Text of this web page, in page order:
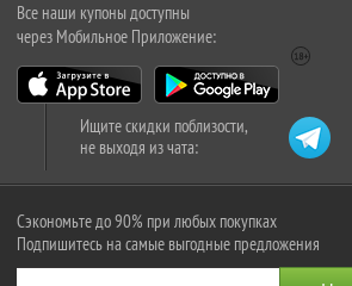
Все наши купоны доступны
через Мобильное Приложение:
Ищите скидки поблизости,
не выходя из чата:
Сэкономьте до 90% при любых покупках
Подпишитесь на самые выгодные предложения